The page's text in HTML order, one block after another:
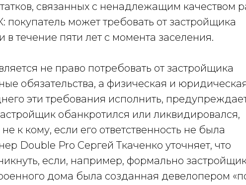
связанных с ненадлежащим качеством
покупатель может требовать от застройщика
в течение пяти лет с момента заселения.
не право потребовать от застройщика
обязательства, а физическая и
эти требования исполнить,
обанкротился или ликвидировался,
к кому, если его ответственность не была
Double Pro Сергей Ткаченко уточняет, что
если, например, формально
дома была созданная девелопером